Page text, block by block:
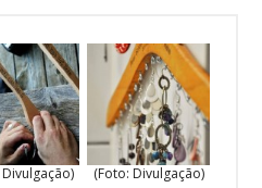
(Foto: Divulgação)